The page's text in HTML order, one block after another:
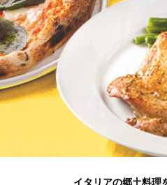
イタリアの郷土料理